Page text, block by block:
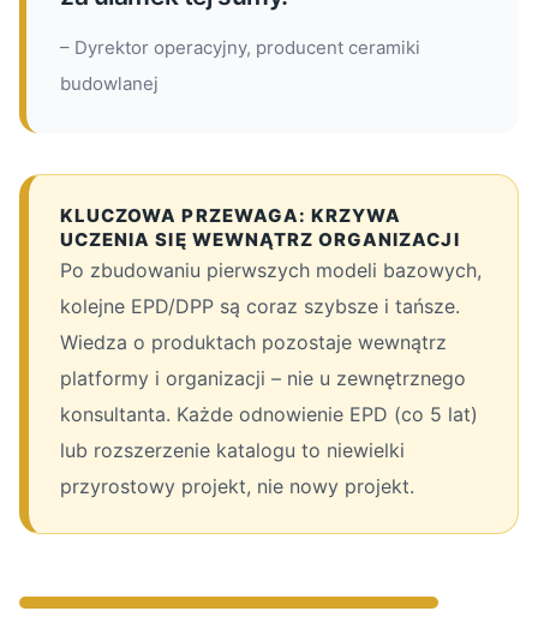
– Dyrektor operacyjny, producent ceramiki
budowlanej
KLUCZOWA PRZEWAGA: KRZYWA
UCZENIA SIĘ WEWNĄTRZ ORGANIZACJI
Po zbudowaniu pierwszych modeli bazowych,
kolejne EPD/DPP są coraz szybsze i tańsze.
Wiedza o produktach pozostaje wewnątrz
platformy i organizacji – nie u zewnętrznego
konsultanta. Każde odnowienie EPD (co 5 lat)
lub rozszerzenie katalogu to niewielki
przyrostowy projekt, nie nowy projekt.